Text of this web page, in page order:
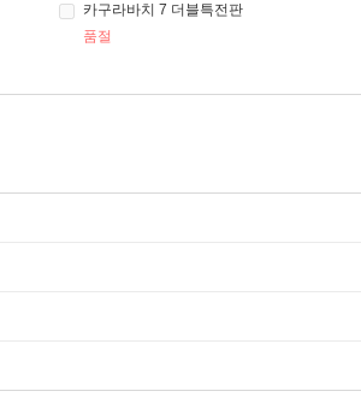
카구라바치 7 더블특전판
품절